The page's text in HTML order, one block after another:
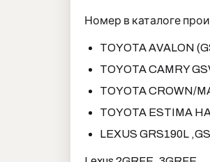
Номер в каталоге
TOYOTA AVALON
TOYOTA CAMRY
TOYOTA CROWN/
TOYOTA ESTIMA
LEXUS GRS190L